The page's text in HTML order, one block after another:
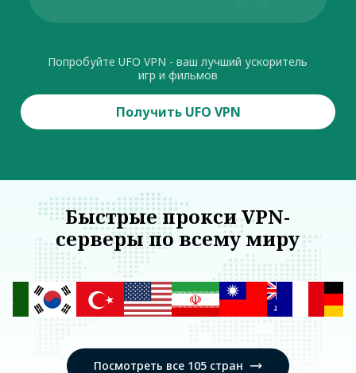
Попробуйте UFO VPN - ваш лучший ускоритель
игр и фильмов
Получить UFO VPN
Быстрые прокси VPN-
серверы по всему миру
Посмотреть все 105 стран